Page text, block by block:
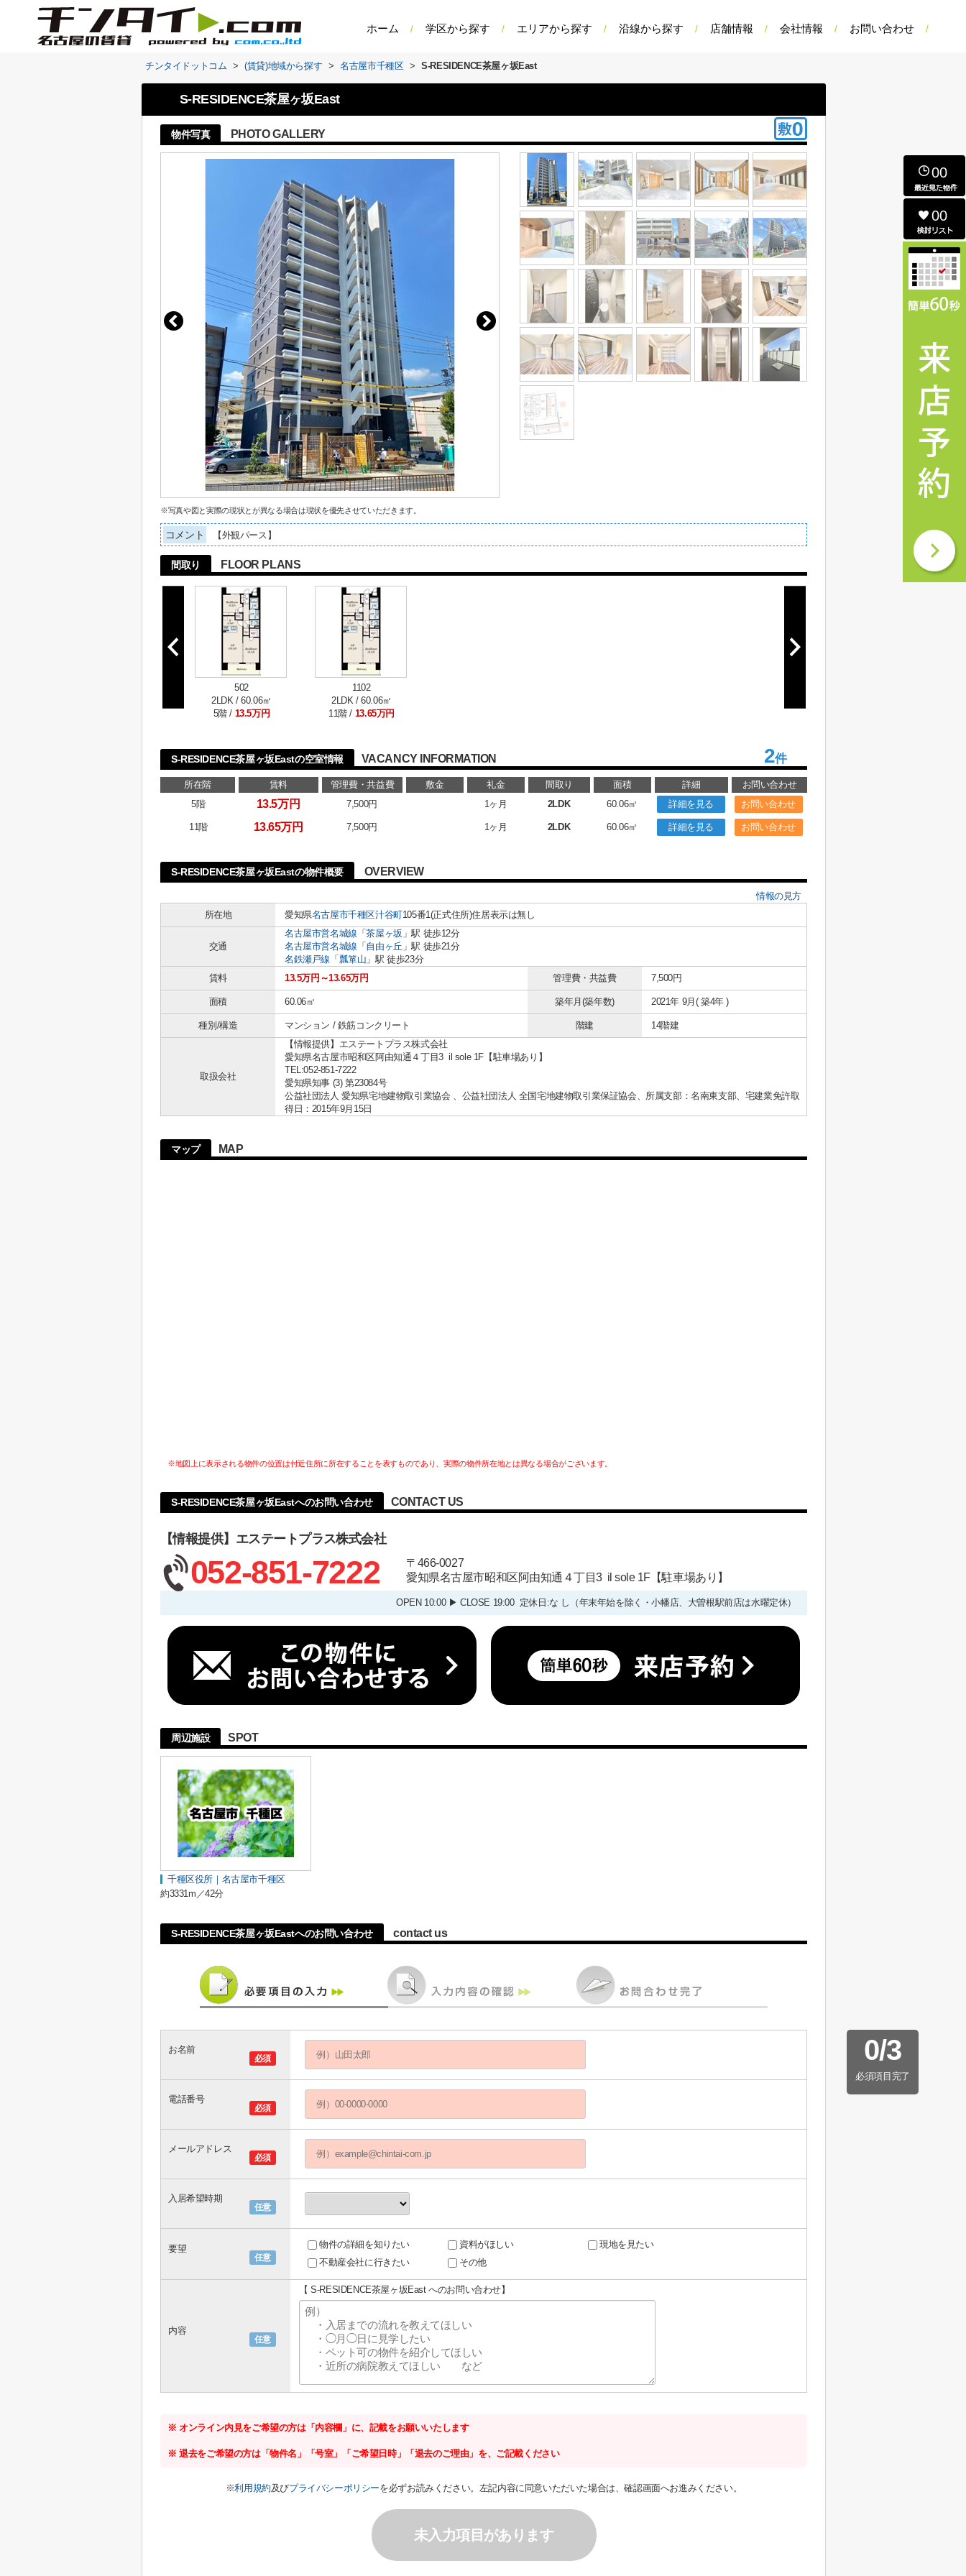
ホーム 学区から探す エリアから探す 沿線から探す 店舗情報 会社情報 お問い合わせ
チンタイドットコム > (賃貸)地域から探す > 名古屋市千種区 > S-RESIDENCE茶屋ヶ坂East
S-RESIDENCE茶屋ヶ坂East
物件写真 PHOTO GALLERY
※写真や図と実際の現状とが異なる場合は現状を優先させていただきます。
コメント 【外観パース】
間取り FLOOR PLANS
502
2LDK / 60.06㎡
5階 / 13.5万円
1102
2LDK / 60.06㎡
11階 / 13.65万円
S-RESIDENCE茶屋ヶ坂Eastの空室情報 VACANCY INFORMATION 2件
所在階 賃料 管理費・共益費 敷金 礼金 間取り 面積 詳細
お問い合わせ
5階
13.5万円 7,500円 1ヶ月 2LDK 60.06㎡ 詳細を見る お問い合わせ
11階 13.65万円 7,500円 1ヶ月 2LDK 60.06㎡ 詳細を見る お問い合わせ
S-RESIDENCE茶屋ヶ坂Eastの物件概要 OVERVIEW
情報の見方
所在地
愛知県名古屋市千種区汁谷町105番1(正式住所)住居表示は無し
交通
名古屋市営名城線 「茶屋ヶ坂 」駅 徒歩12分
名古屋市営名城線 「 自由ヶ丘 」駅 徒歩21分
名鉄瀬戸線 「 瓢箪山 」駅 徒歩23分
賃料
13.5万円～13.65万円 管理費・共益費 7,500円
面積 60.06㎡ 築年月(築年数) 2021年 9月( 築4年 )
種別/構造 マンション / 鉄筋コンクリート 階建 14階建
取扱会社
【情報提供】エステートプラス株式会社
愛知県名古屋市昭和区阿由知通４丁目3 il sole 1F【駐車場あり】
TEL:052-851-7222
愛知県知事 (3) 第23084号
公益社団法人 愛知県宅地建物取引業協会 、公益社団法人 全国宅地建物取引業保証協会、所属支部：名南東支部、宅建業免許取
得日：2015年9月15日
マップ MAP
※地図上に表示される物件の位置は付近住所に所在することを表すものであり、実際の物件所在地とは異なる場合がございます。
S-RESIDENCE茶屋ヶ坂Eastへのお問い合わせ CONTACT US
【情報提供】エステートプラス株式会社
052-851-7222
〒466-0027
愛知県名古屋市昭和区阿由知通４丁目3 il sole 1F【駐車場あり】
OPEN 10:00 ▶ CLOSE 19:00 定休日:な し（年末年始を除く・小幡店、大曽根駅前店は水曜定休）
周辺施設 SPOT
千種区役所｜名古屋市千種区
約3331m／42分
S-RESIDENCE茶屋ヶ坂Eastへのお問い合わせ contact us
0/3
必須項目完了
必須
お名前
必須
電話番号
必須
メールアドレス
任意
入居希望時期
任意
要望 物件の詳細を知りたい 資料がほしい
現地を見たい
不動産会社に行きたい
その他
任意
内容
【 S-RESIDENCE茶屋ヶ坂East へのお問い合わせ】
※ オンライン内見をご希望の方は「内容欄」に、記載をお願いいたします
※ 退去をご希望の方は「物件名」「号室」「ご希望日時」「退去のご理由」を、ご記載ください
※利用規約及びプライバシーポリシーを必ずお読みください。左記内容に同意いただいた場合は、確認画面へお進みください。
未入力項目があります
00
00